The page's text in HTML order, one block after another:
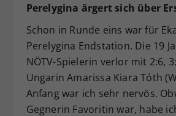
Perelygina ärgert sich über
Schon in Runde eins war für
Perelygina Endstation. Die 19
NÖTV-Spielerin verlor mit 2:6,
Ungarin Amarissa Kiara Tóth
Anfang war ich sehr nervös.
Gegnerin Favoritin war, habe